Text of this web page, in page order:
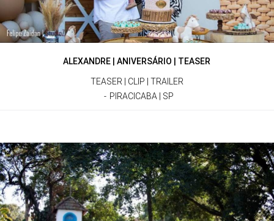
ALEXANDRE | ANIVERSÁRIO | TEASER
TEASER | CLIP | TRAILER
PIRACICABA | SP